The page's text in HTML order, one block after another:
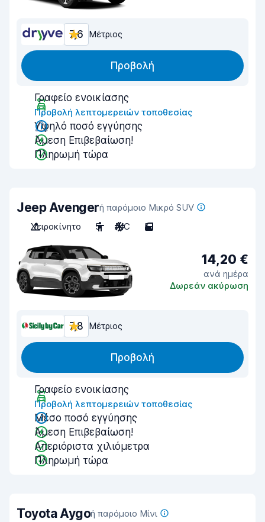
7,6 Μέτριος
Προβολή
Γραφείο ενοικίασης
Προβολή λεπτομερειών τοποθεσίας
Υψηλό ποσό εγγύησης
Άμεση Επιβεβαίωση!
Πληρωμή τώρα
Jeep Avengerή παρόμοιο Μικρό SUV
Χειροκίνητο
5 A/C 5
14,20 €
ανά ημέρα
Δωρεάν ακύρωση
7,8 Μέτριος
Προβολή
Γραφείο ενοικίασης
Προβολή λεπτομερειών τοποθεσίας
Μέσο ποσό εγγύησης
Άμεση Επιβεβαίωση!
Απεριόριστα χιλιόμετρα
Πληρωμή τώρα
Toyota Aygoή παρόμοιο Μίνι